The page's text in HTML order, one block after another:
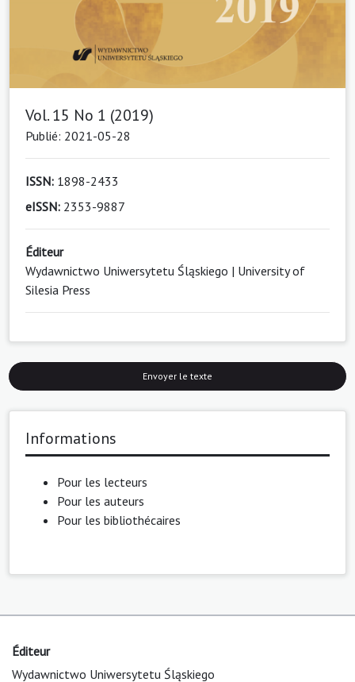
Vol. 15 No 1 (2019)
Publié: 2021-05-28
ISSN: 1898-2433
eISSN: 2353-9887
Éditeur
Wydawnictwo Uniwersytetu Śląskiego | University of
Silesia Press
Envoyer le texte
Informations
Pour les lecteurs
Pour les auteurs
Pour les bibliothécaires
Éditeur
Wydawnictwo Uniwersytetu Śląskiego